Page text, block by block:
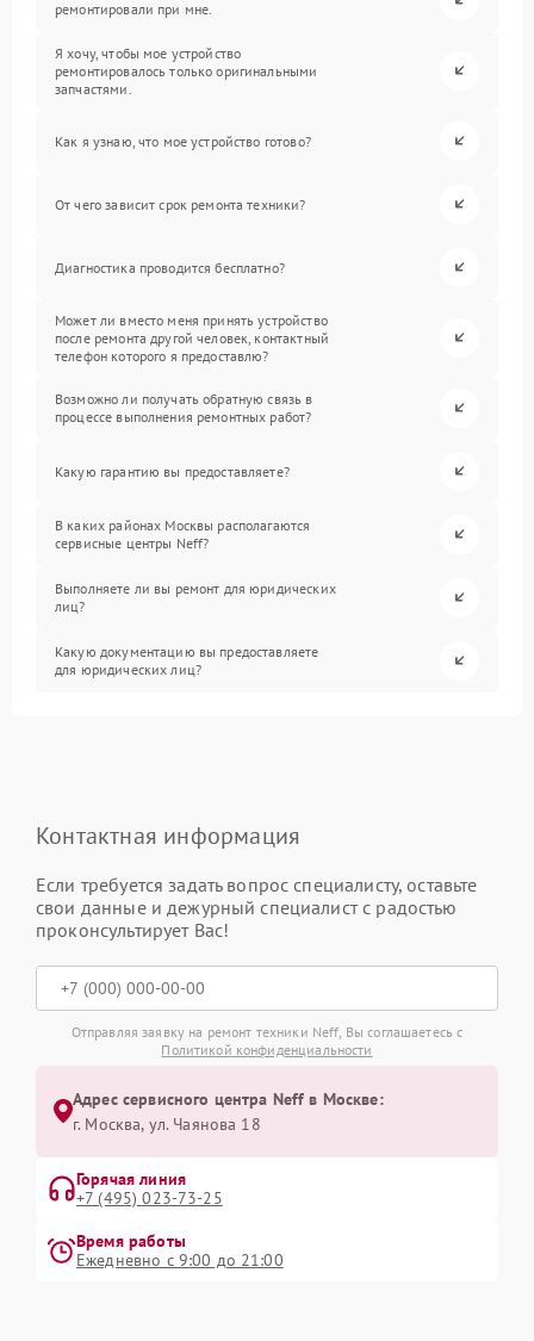
ремонтировали при мне.
Я хочу, чтобы мое устройство
ремонтировалось только оригинальными
запчастями.
Как я узнаю, что мое устройство готово?
От чего зависит срок ремонта техники?
Диагностика проводится бесплатно?
Может ли вместо меня принять устройство
после ремонта другой человек, контактный
телефон которого я предоставлю?
Возможно ли получать обратную связь в
процессе выполнения ремонтных работ?
Какую гарантию вы предоставляете?
В каких районах Москвы располагаются
сервисные центры Neff?
Выполняете ли вы ремонт для юридических
лиц?
Какую документацию вы предоставляете
для юридических лиц?
Контактная информация
Если требуется задать вопрос специалисту, оставьте
свои данные и дежурный специалист с радостью
проконсультирует Вас!
Отправляя заявку на ремонт техники Neff, Вы соглашаетесь с
Политикой конфиденциальности
Адрес сервисного центра Neff в Москве:
г. Москва, ул. Чаянова 18
Горячая линия
+7 (495) 023-73-25
Время работы
Ежедневно с 9:00 до 21:00